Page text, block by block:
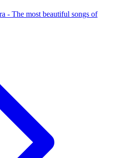
- The most beautiful songs of